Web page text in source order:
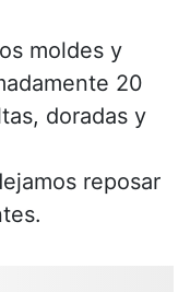
moldes y
20
doradas y
reposar